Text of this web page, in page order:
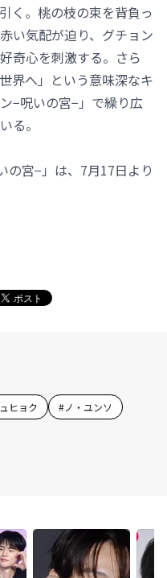
く。桃の枝の束を背負っ
い気配が迫り、グチョン
奇心を刺激する。さら
界へ」という意味深なキ
−呪いの宮−」で繰り広
る。
宮−」は、7月17日より
ヒョク #ノ・ユンソ